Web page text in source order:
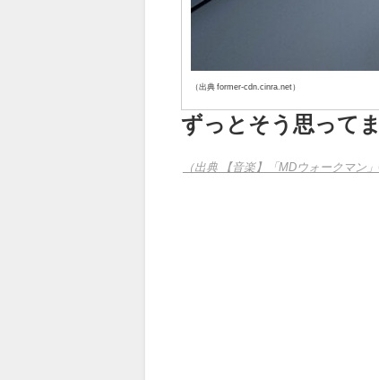
（出典 former-cdn.cinra.net）
ずっとそう思って
（出典 【音楽】「MDウォークマン